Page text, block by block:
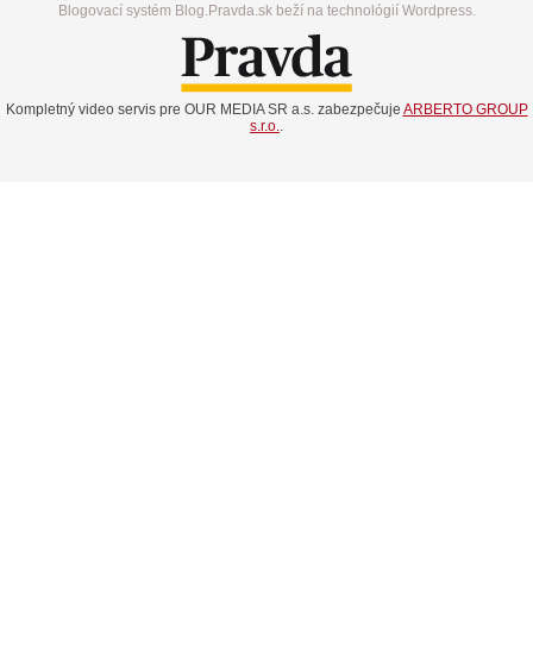
Blogovací systém Blog.Pravda.sk beží na technológií Wordpress.
Kompletný video servis pre OUR MEDIA SR a.s. zabezpečuje ARBERTO GROUP
s.r.o.